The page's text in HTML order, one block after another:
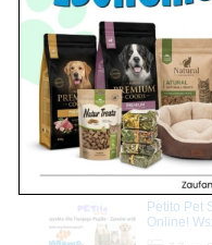
Z Życia
Stwórz
rośliny
Nowy
Upały
z matami
Petito Pet
Online!